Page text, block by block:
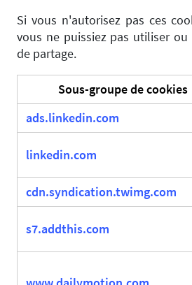
Si vous n'autorisez pas ces
vous ne puissiez pas utiliser
de partage.
Sous-groupe de cookies
ads.linkedin.com
linkedin.com
cdn.syndication.twimg.com
s7.addthis.com